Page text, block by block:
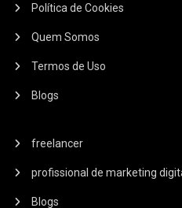
Política de Cookies
Quem Somos
Termos de Uso
Blogs
freelancer
profissional de marketing
Blogs